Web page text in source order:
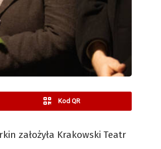
Kod QR
założyła Krakowski Teatr